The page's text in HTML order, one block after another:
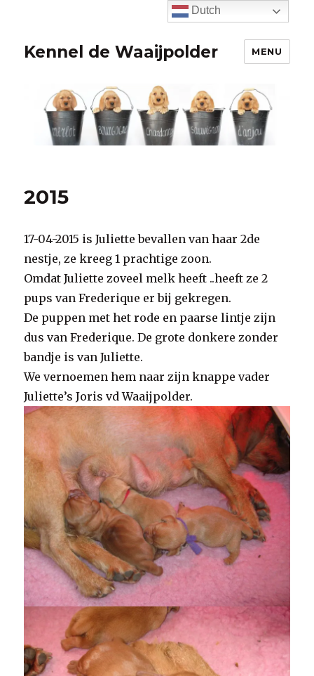
Kennel de Waaijpolder MENU
2015
17-04-2015 is Juliette bevallen van haar 2de
nestje, ze kreeg 1 prachtige zoon.
Omdat Juliette zoveel melk heeft ..heeft ze 2
pups van Frederique er bij gekregen.
De puppen met het rode en paarse lintje zijn
dus van Frederique. De grote donkere zonder
bandje is van Juliette.
We vernoemen hem naar zijn knappe vader
Juliette’s Joris vd Waaijpolder.
Dutch